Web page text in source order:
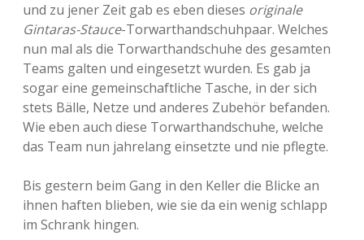
und zu jener Zeit gab es eben dieses originale
Gintaras-Stauce-Torwarthandschuhpaar. Welches
nun mal als die Torwarthandschuhe des gesamten
Teams galten und eingesetzt wurden. Es gab ja
sogar eine gemeinschaftliche Tasche, in der sich
stets Bälle, Netze und anderes Zubehör befanden.
Wie eben auch diese Torwarthandschuhe, welche
das Team nun jahrelang einsetzte und nie pflegte.
Bis gestern beim Gang in den Keller die Blicke an
ihnen haften blieben, wie sie da ein wenig schlapp
im Schrank hingen.